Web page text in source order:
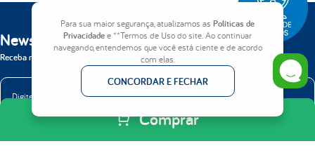
Para sua maior segurança, atualizamos as Políticas de
Privacidadee **Termos de Uso do site. Ao continuar
navegando, entendemos que você está ciente e de acordo
com elas.
CONCORDAR E FECHAR
Comprar
Newsletter
Receba nossas novidades em primeira mão.
ENVIAR